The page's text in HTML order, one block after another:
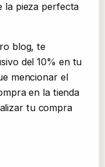
la pieza perfecta
blog, te
del 10% en tu
mencionar el
en la tienda
tu compra